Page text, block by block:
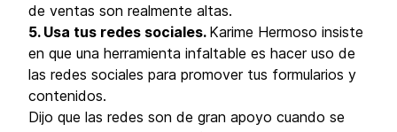
de ventas son realmente altas.
5. Usa tus redes sociales. Karime Hermoso insiste
en que una herramienta infaltable es hacer uso de
las redes sociales para promover tus formularios y
contenidos.
Dijo que las redes son de gran apoyo cuando se